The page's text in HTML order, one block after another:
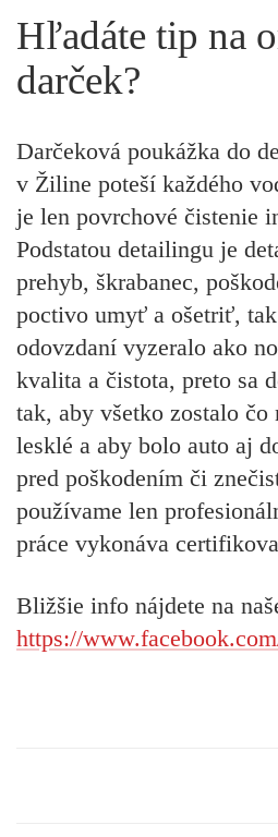
Hľadáte tip na
darček?
Darčeková poukážka do
v Žiline poteší každého
je len povrchové čistenie
Podstatou detailingu je
prehyb, škrabanec,
poctivo umyť a ošetriť,
odovzdaní vyzeralo ako
kvalita a čistota, preto sa
tak, aby všetko zostalo čo
lesklé a aby bolo auto aj
pred poškodením či
používame len
práce vykonáva
Bližšie info nájdete na
https://